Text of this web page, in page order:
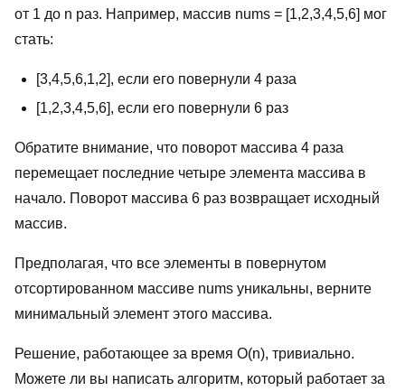
от 1 до n раз. Например, массив nums = [1,2,3,4,5,6] мог
стать:
[3,4,5,6,1,2], если его повернули 4 раза
[1,2,3,4,5,6], если его повернули 6 раз
Обратите внимание, что поворот массива 4 раза
перемещает последние четыре элемента массива в
начало. Поворот массива 6 раз возвращает исходный
массив.
Предполагая, что все элементы в повернутом
отсортированном массиве nums уникальны, верните
минимальный элемент этого массива.
Решение, работающее за время O(n), тривиально.
Можете ли вы написать алгоритм, который работает за